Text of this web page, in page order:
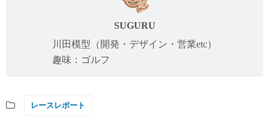
SUGURU
川田模型（開発・デザイン・営業etc）
趣味：ゴルフ
レースレポート